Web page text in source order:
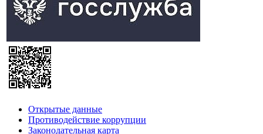
Открытые данные
Противодействие коррупции
Законодательная карта